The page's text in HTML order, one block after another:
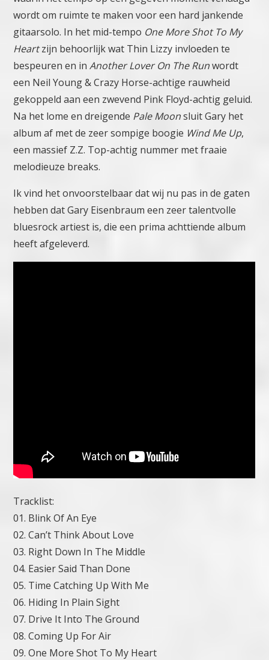
wordt om ruimte te maken voor een hard jankende
gitaarsolo. In het mid-tempo One More Shot To My
Heartzijn behoorlijk wat Thin Lizzy invloeden te
bespeuren en inAnother Lover On The Runwordt
een Neil Young & Crazy Horse-achtige rauwheid
gekoppeld aan een zwevend Pink Floyd-achtig geluid.
Na het lome en dreigende Pale Moonsluit Gary het
album af met de zeer sompige boogie Wind Me Up,
een massief Z.Z. Top-achtig nummer met fraaie
melodieuze breaks.
Ik vind het onvoorstelbaar dat wij nu pas in de gaten
hebben dat Gary Eisenbraum een zeer talentvolle
bluesrock artiest is, die een prima achttiende album
heeft afgeleverd.
Tracklist:
01. Blink Of An Eye
02. Can’t Think About Love
03. Right Down In The Middle
04. Easier Said Than Done
05. Time Catching Up With Me
06. Hiding In Plain Sight
07. Drive It Into The Ground
08. Coming Up For Air
09. One More Shot To My Heart